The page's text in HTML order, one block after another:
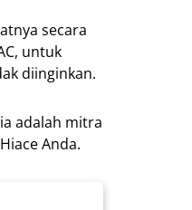
secara
untuk
diinginkan.
adalah mitra
Anda.